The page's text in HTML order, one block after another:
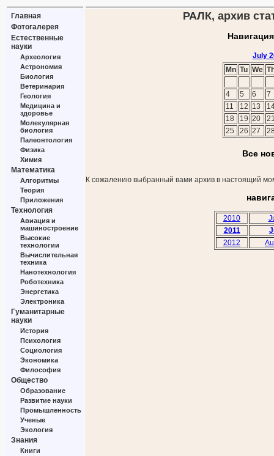
Главная
Фотогалерея
Естественные
науки
Археология
Астрономия
Биология
Ветеринария
Геология
Медицина и
здоровье
Молекулярная
биология
Палеонтология
Физика
Химия
Математика
Алгоритмы
Теория
Приложения
Технология
Авиация и
машиностроение
Высокие
технологии
Вычислительная
техника
Нанотехнология
Роботехника
Энергетика
Электроника
Гуманитарные
науки
История
Психология
Социология
Экономика
Философия
Общество
Образование
Развитие науки
Промышленность
Ученые
Экология
Знания
Книги
РАЛК, архив
July
Mn Tu We
4 5 6
7
11
12 13
18
19 20
25
26 27
Все
К сожалению выбранный вами архив в настоящий
2010
2011
2012